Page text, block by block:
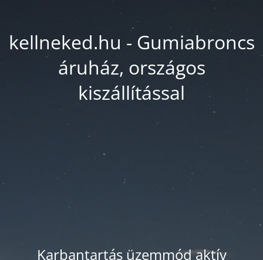
kellneked.hu - Gumiabroncs
áruház, országos
kiszállítással
Karbantartás üzemmód aktív